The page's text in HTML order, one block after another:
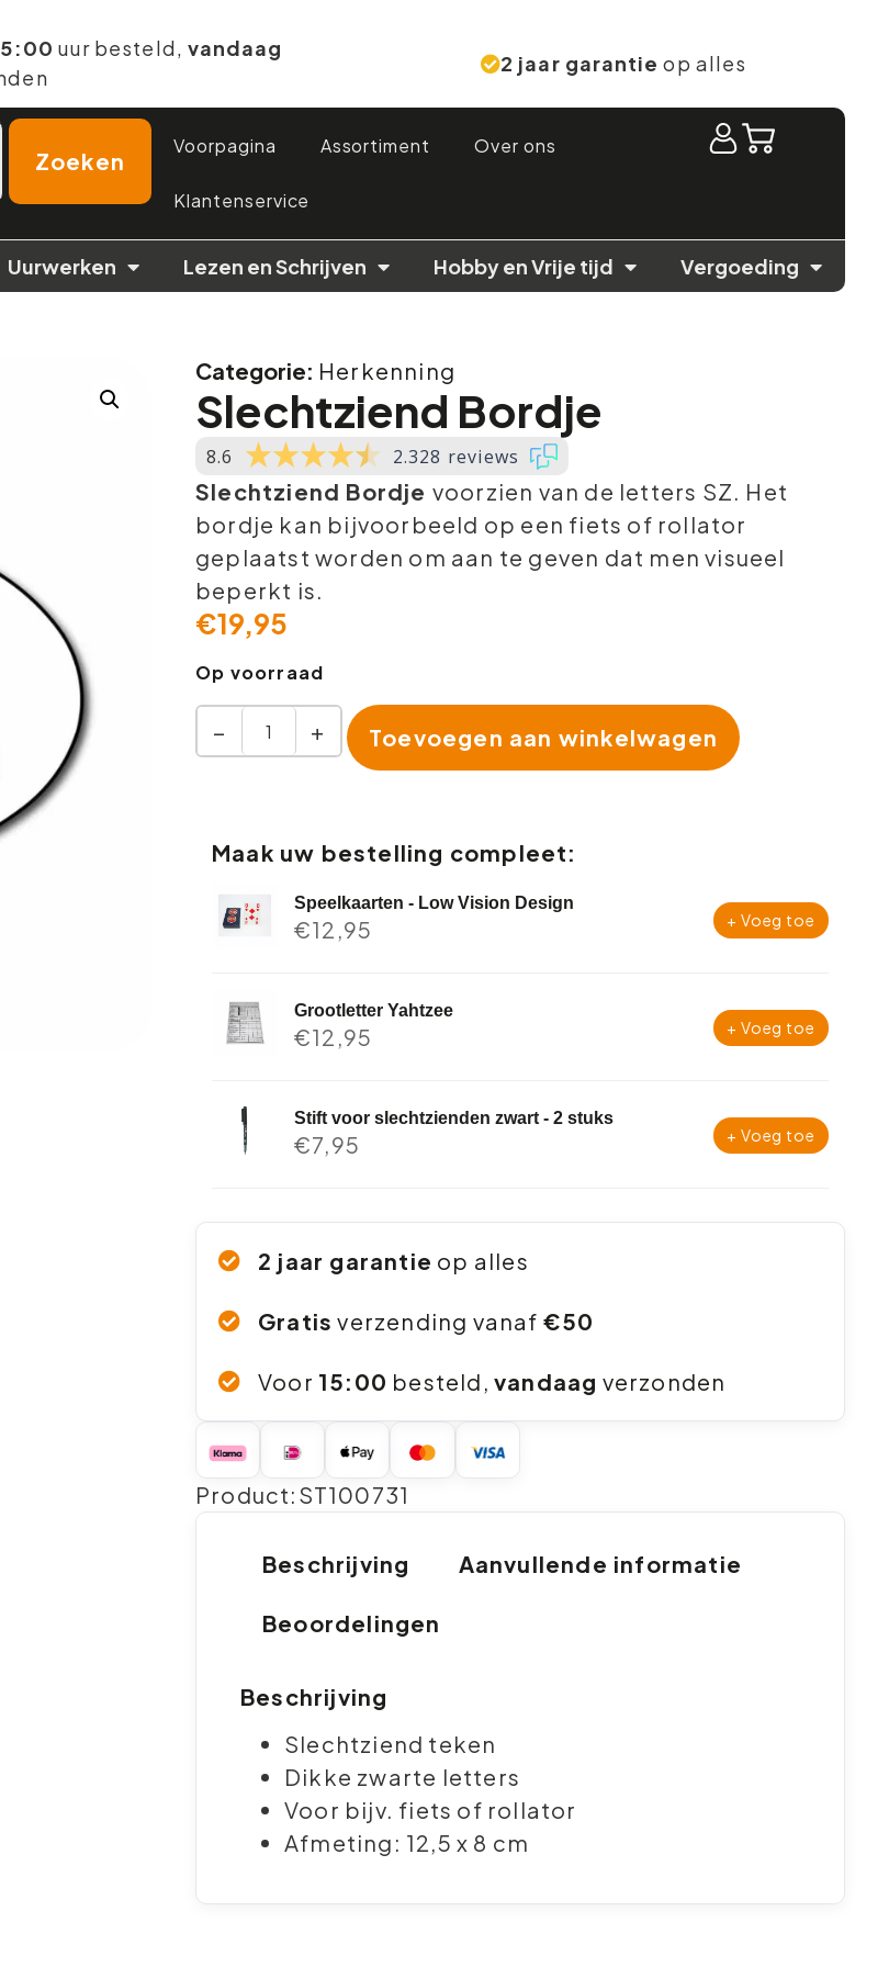
uur besteld, vandaag
2 jaar garantie op alles
Zoeken
Voorpagina Assortiment Over ons
Klantenservice
Uurwerken Lezen en Schrijven Hobby en Vrije tijd Vergoeding
Categorie: Herkenning
Slechtziend Bordje
8.6 2.328 reviews
Slechtziend Bordje voorzien van de letters SZ. Het
bordje kan bijvoorbeeld op een fiets of rollator
geplaatst worden om aan te geven dat men visueel
beperkt is.
€19,95
Op voorraad
− + Toevoegen aan winkelwagen
Maak uw bestelling compleet:
Speelkaarten - Low Vision Design
€12,95 + Voeg toe
Grootletter Yahtzee
€12,95 + Voeg toe
Stift voor slechtzienden zwart - 2 stuks
€7,95 + Voeg toe
2 jaar garantie op alles
Gratis verzending vanaf €50
Voor 15:00 besteld, vandaag verzonden
Product:ST100731
Beschrijving Aanvullende informatie
Beoordelingen
Beschrijving
Slechtziend teken
Dikke zwarte letters
Voor bijv. fiets of rollator
Afmeting: 12,5 x 8 cm